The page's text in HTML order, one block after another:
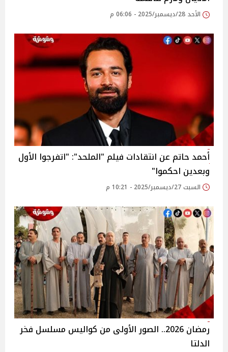
الأحد 28/ديسمبر/2025 - 06:06 م
أحمد حاتم عن انتقادات فيلم "الملحد": "اتفرجوا الأول
وبعدين احكموا"
السبت 27/ديسمبر/2025 - 10:21 م
رمضان 2026.. الصور الأولى من كواليس مسلسل فخر
الدلتا